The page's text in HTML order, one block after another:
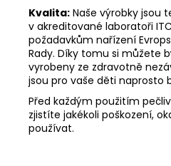
Kvalita: Naše výrobky jsou
v akreditované laboratoři
požadavkům nařízení
Rady. Díky tomu si můžete
vyrobeny ze zdravotně
jsou pro vaše děti naprosto
Před každým použitím
zjistíte jakékoli poškození,
používat.